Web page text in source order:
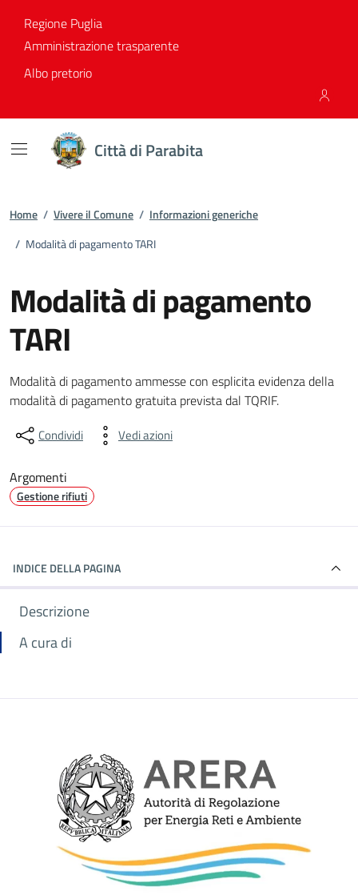
Regione Puglia
Amministrazione trasparente
Albo pretorio
Città di Parabita
Home / Vivere il Comune / Informazioni generiche
/ Modalità di pagamento TARI
Modalità di pagamento
TARI
Dettagli dell'informazione
Modalità di pagamento ammesse con esplicita evidenza della
modalità di pagamento gratuita prevista dal TQRIF.
Condividi Vedi azioni
Argomenti
Gestione rifiuti
INDICE DELLA PAGINA
Descrizione
A cura di